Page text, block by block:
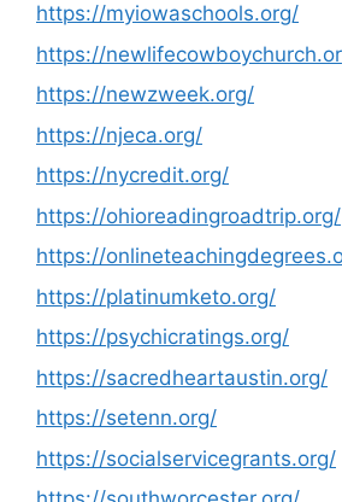
https://myiowaschools.org/
https://
https://newzweek.org/
https://njeca.org/
https://nycredit.org/
https://ohioreadingroadtrip.org/
https://
https://platinumketo.org/
https://psychicratings.org/
https://sacredheartaustin.org/
https://setenn.org/
https://socialservicegrants.org/